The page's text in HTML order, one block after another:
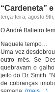
“Cardeneta”
terça-feira, agosto
O André Balieiro
Naquele tempo…
Uma vez
outro mês. Se
quebravam o
jeito do Dr. Smith.
de cobranças